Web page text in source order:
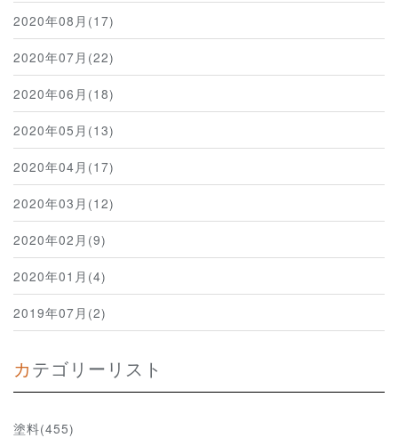
2020年08月(17)
2020年07月(22)
2020年06月(18)
2020年05月(13)
2020年04月(17)
2020年03月(12)
2020年02月(9)
2020年01月(4)
2019年07月(2)
カテゴリーリスト
塗料(455)